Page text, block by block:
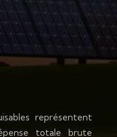
représentent
totale brute